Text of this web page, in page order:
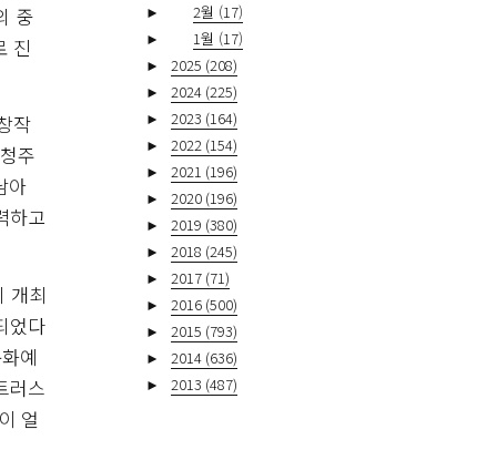
중
진
작
주
아
하고
개최
었다
예
러스
얼
►
2월 (17)
►
1월 (17)
►
2025 (208)
►
2024 (225)
►
2023 (164)
►
2022 (154)
►
2021 (196)
►
2020 (196)
►
2019 (380)
►
2018 (245)
►
2017 (71)
►
2016 (500)
►
2015 (793)
►
2014 (636)
►
2013 (487)